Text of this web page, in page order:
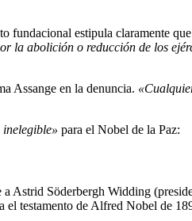
estipula claramente
la abolición o reducción de los
Assange en la denuncia.
inelegible» para el Nobel de la Paz:
Astrid Söderbergh Widding
el testamento de Alfred Nobel de